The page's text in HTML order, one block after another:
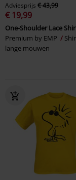
Adviesprijs € 43,99
€ 19,99
One-Shoulder Lace
Premium by EMP
lange mouwen